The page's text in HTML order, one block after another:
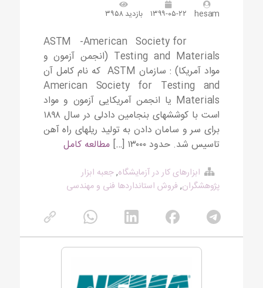
hesam ۱۳۹۹-۰۵-۲۲ بازدید ۳۹۵۸
ASTM -American Society for
Testing and Materials (انجمن آزمون و
مواد آمریکا) : سازمان ASTM که نام کامل آن
American Society for Testing and
Materials یا انجمن آمریکایی آزمون و مواد
است با کوششهای بنجامین دادلی در سال ۱۸۹۸
برای سر و سامان دادن به تولید ریلهای راه آهن
تاسیس شد. حدود ۱۳۰۰۰ […]
مطالعه کامل
ابزارهای کار در آزمایشگاه,جعبه ابزار
پژوهشگران, فروش استانداردها فنی و مهندسی